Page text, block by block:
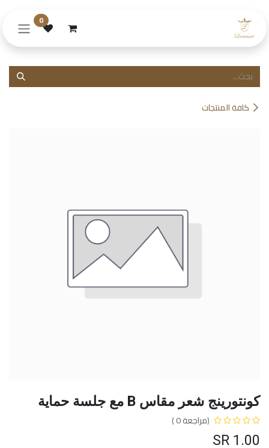
0
كافة المنتجات
كونتورينج شعر مقاس B مع جلسة حماية
(مراجعة 0 )
1.00